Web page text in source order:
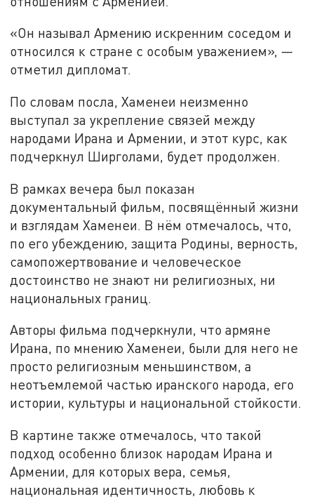
«Он называл Армению искренним соседом и
относился к стране с особым уважением», —
отметил дипломат.
По словам посла, Хаменеи неизменно
выступал за укрепление связей между
народами Ирана и Армении, и этот курс, как
подчеркнул Ширголами, будет продолжен.
В рамках вечера был показан
документальный фильм, посвящённый жизни
и взглядам Хаменеи. В нём отмечалось, что,
по его убеждению, защита Родины, верность,
самопожертвование и человеческое
достоинство не знают ни религиозных, ни
национальных границ.
Авторы фильма подчеркнули, что армяне
Ирана, по мнению Хаменеи, были для него не
просто религиозным меньшинством, а
неотъемлемой частью иранского народа, его
истории, культуры и национальной стойкости.
В картине также отмечалось, что такой
подход особенно близок народам Ирана и
Армении, для которых вера, семья,
национальная идентичность, любовь к